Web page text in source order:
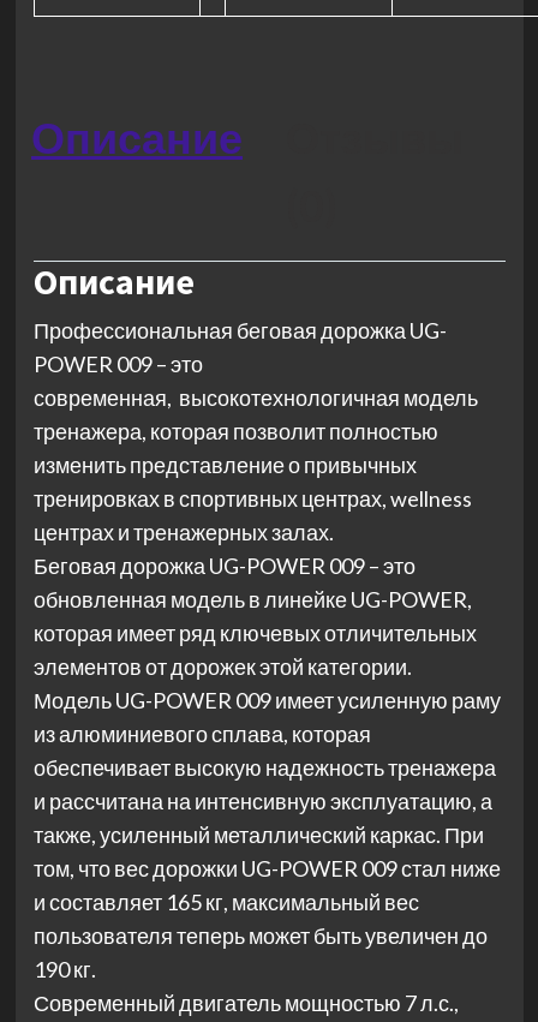
Описание
Описание
Профессиональная беговая дорожка UG-
POWER 009 – это
современная, высокотехнологичная модель
тренажера, которая позволит полностью
изменить представление о привычных
тренировках в спортивных центрах, wellness
центрах и тренажерных залах.
Беговая дорожка UG-POWER 009 – это
обновленная модель в линейке UG-POWER,
которая имеет ряд ключевых отличительных
элементов от дорожек этой категории.
Модель UG-POWER 009 имеет усиленную раму
из алюминиевого сплава, которая
обеспечивает высокую надежность тренажера
и рассчитана на интенсивную эксплуатацию, а
также, усиленный металлический каркас. При
том, что вес дорожки UG-POWER 009 стал ниже
и составляет 165 кг, максимальный вес
пользователя теперь может быть увеличен до
190 кг.
Современный двигатель мощностью 7 л.с.,